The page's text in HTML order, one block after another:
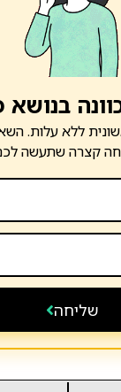
בנושא
ללא עלות.
קצרה שתעשה
שליחה